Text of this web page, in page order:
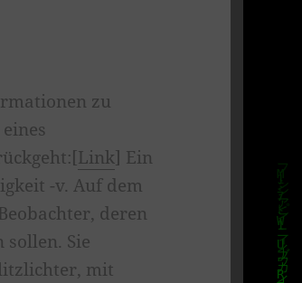
zu
Link] Ein
-v. Auf dem
deren
Sie
mit